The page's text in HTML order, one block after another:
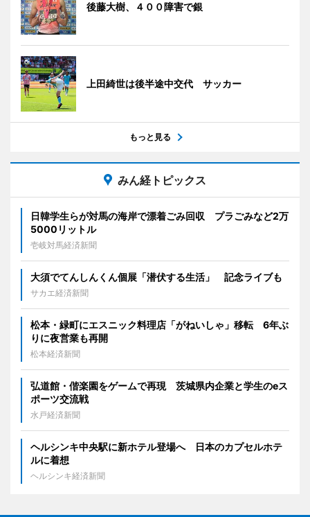
後藤大樹、４００障害で銀
上田綺世は後半途中交代 サッカー
もっと見る
みん経トピックス
日韓学生らが対馬の海岸で漂着ごみ回収 プラごみなど2万
5000リットル
壱岐対馬経済新聞
大須でてんしんくん個展「潜伏する生活」 記念ライブも
サカエ経済新聞
松本・緑町にエスニック料理店「がねいしゃ」移転 6年ぶ
りに夜営業も再開
松本経済新聞
弘道館・偕楽園をゲームで再現 茨城県内企業と学生のeス
ポーツ交流戦
水戸経済新聞
ヘルシンキ中央駅に新ホテル登場へ 日本のカプセルホテ
ルに着想
ヘルシンキ経済新聞